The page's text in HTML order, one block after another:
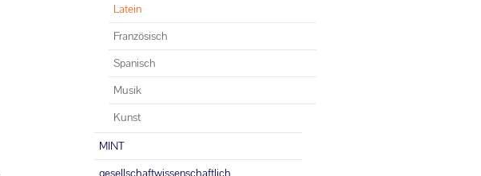
Latein
Französisch
Spanisch
Musik
Kunst
MINT
gesellschaftwissenschaftlich